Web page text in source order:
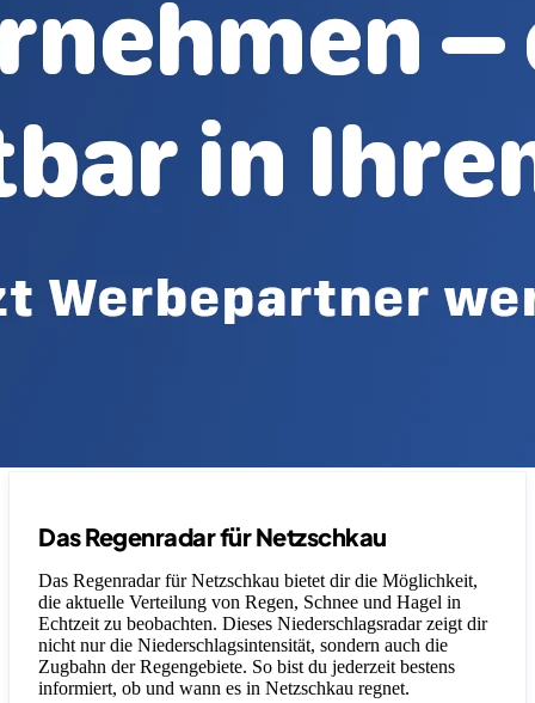
Das Regenradar für Netzschkau
Das Regenradar für Netzschkau bietet dir die Möglichkeit,
die aktuelle Verteilung von Regen, Schnee und Hagel in
Echtzeit zu beobachten. Dieses Niederschlagsradar zeigt dir
nicht nur die Niederschlagsintensität, sondern auch die
Zugbahn der Regengebiete. So bist du jederzeit bestens
informiert, ob und wann es in Netzschkau regnet.